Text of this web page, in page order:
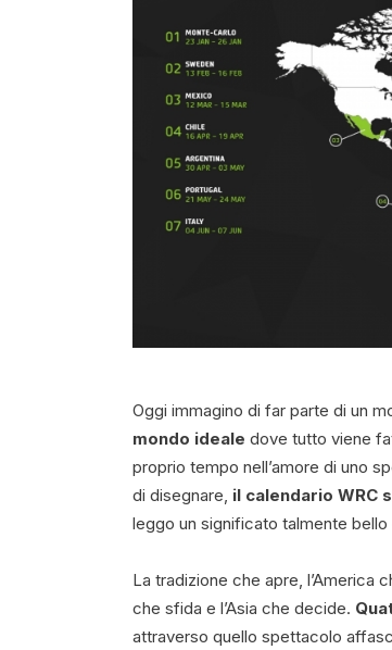
Oggi immagino di far parte di un
mondo ideale dove tutto viene
proprio tempo nell’amore di uno
di disegnare, il calendario WRC
leggo un significato talmente
La tradizione che apre, l’America
che sfida e l’Asia che decide.
attraverso quello spettacolo